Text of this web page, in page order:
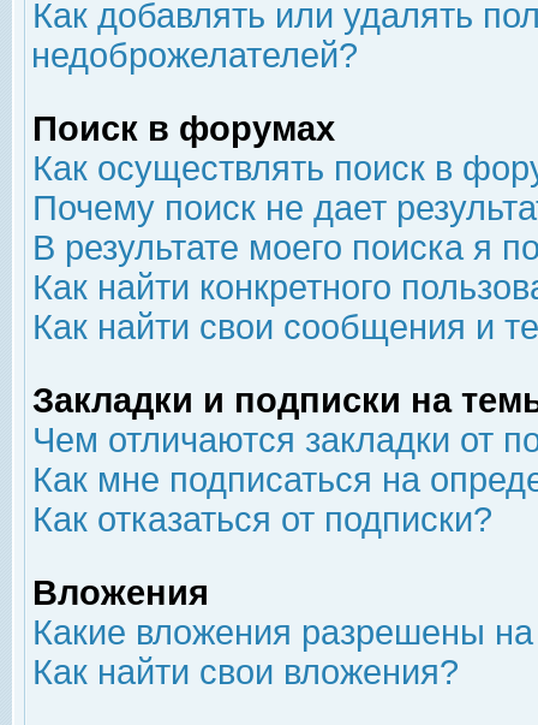
Как добавлять или удалять
недоброжелателей?
Поиск в форумах
Как осуществлять поиск в
Почему поиск не дает
В результате моего поиска я
Как найти конкретного
Как найти свои сообщения и
Закладки и подписки на
Чем отличаются закладки от
Как мне подписаться на
Как отказаться от подписки?
Вложения
Какие вложения разрешены
Как найти свои вложения?